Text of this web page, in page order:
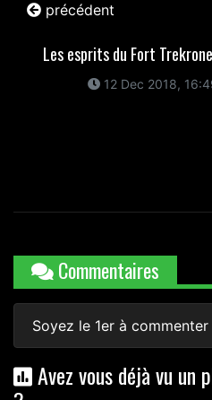
précédent
Les esprits du Fort
12 Dec 2018,
Commentaires
Soyez le 1er à
Avez vous déjà vu un